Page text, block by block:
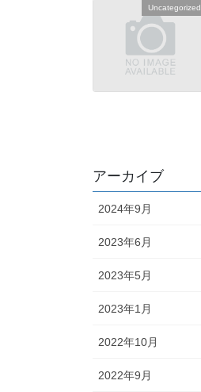
Uncategorized
アーカイブ
2024年9月
2023年6月
2023年5月
2023年1月
2022年10月
2022年9月